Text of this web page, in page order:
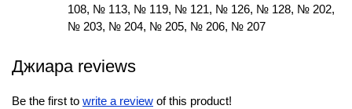
108, № 113, № 119, № 121, № 126, № 128, № 202,
№ 203, № 204, № 205, № 206, № 207
Джиара reviews
Be the first to write a review of this product!